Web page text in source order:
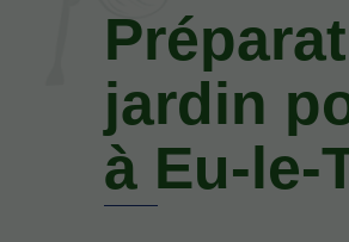
jardin
à Eu-le-